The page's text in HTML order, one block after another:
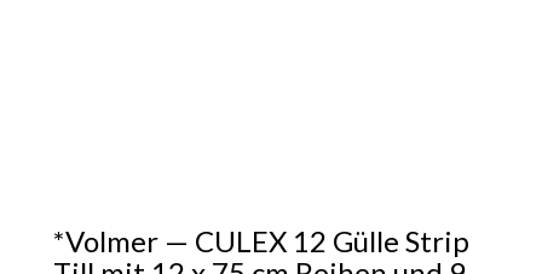
*Volmer — CULEX 12 Gülle Strip